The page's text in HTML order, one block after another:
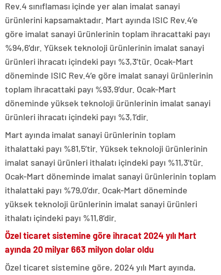
Rev.4 sınıflaması içinde yer alan imalat sanayi
ürünlerini kapsamaktadır. Mart ayında ISIC Rev.4’e
göre imalat sanayi ürünlerinin toplam ihracattaki payı
%94,6’dır. Yüksek teknoloji ürünlerinin imalat sanayi
ürünleri ihracatı içindeki payı %3,3’tür. Ocak-Mart
döneminde ISIC Rev.4’e göre imalat sanayi ürünlerinin
toplam ihracattaki payı %93,9’dur. Ocak-Mart
döneminde yüksek teknoloji ürünlerinin imalat sanayi
ürünleri ihracatı içindeki payı %3,1’dir.
Mart ayında imalat sanayi ürünlerinin toplam
ithalattaki payı %81,5’tir. Yüksek teknoloji ürünlerinin
imalat sanayi ürünleri ithalatı içindeki payı %11,3’tür.
Ocak-Mart döneminde imalat sanayi ürünlerinin toplam
ithalattaki payı %79,0’dır. Ocak-Mart döneminde
yüksek teknoloji ürünlerinin imalat sanayi ürünleri
ithalatı içindeki payı %11,8’dir.
Özel ticaret sistemine göre ihracat 2024 yılı Mart
ayında 20 milyar 663 milyon dolar oldu
Özel ticaret sistemine göre, 2024 yılı Mart ayında,